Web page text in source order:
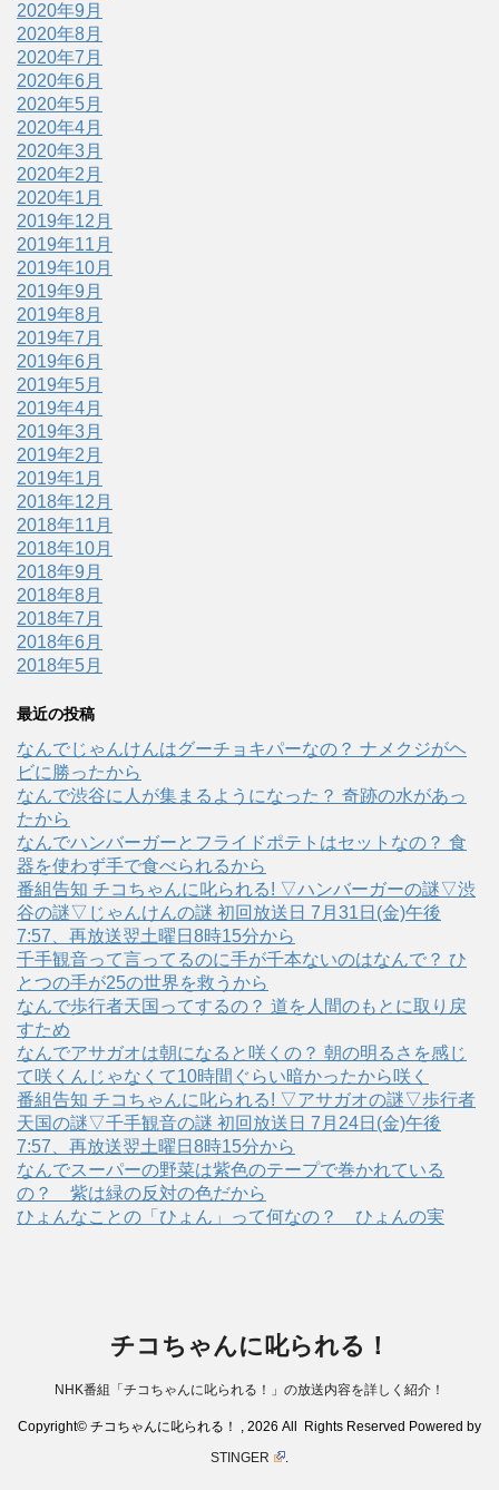
2020年9月
2020年8月
2020年7月
2020年6月
2020年5月
2020年4月
2020年3月
2020年2月
2020年1月
2019年12月
2019年11月
2019年10月
2019年9月
2019年8月
2019年7月
2019年6月
2019年5月
2019年4月
2019年3月
2019年2月
2019年1月
2018年12月
2018年11月
2018年10月
2018年9月
2018年8月
2018年7月
2018年6月
2018年5月
最近の投稿
なんでじゃんけんはグーチョキパーなの？ ナメクジがヘ
ビに勝ったから
なんで渋谷に人が集まるようになった？ 奇跡の水があっ
たから
なんでハンバーガーとフライドポテトはセットなの？ 食
器を使わず手で食べられるから
番組告知 チコちゃんに叱られる! ▽ハンバーガーの謎▽渋
谷の謎▽じゃんけんの謎 初回放送日 7月31日(金)午後
7:57、再放送翌土曜日8時15分から
千手観音って言ってるのに手が千本ないのはなんで？ ひ
とつの手が25の世界を救うから
なんで歩行者天国ってするの？ 道を人間のもとに取り戻
すため
なんでアサガオは朝になると咲くの？ 朝の明るさを感じ
て咲くんじゃなくて10時間ぐらい暗かったから咲く
番組告知 チコちゃんに叱られる! ▽アサガオの謎▽歩行者
天国の謎▽千手観音の謎 初回放送日 7月24日(金)午後
7:57、再放送翌土曜日8時15分から
なんでスーパーの野菜は紫色のテープで巻かれている
の？ 紫は緑の反対の色だから
ひょんなことの「ひょん」って何なの？ ひょんの実
チコちゃんに叱られる！
NHK番組「チコちゃんに叱られる！」の放送内容を詳しく紹介！
Copyright© チコちゃんに叱られる！ , 2026 All Rights Reserved Powered by
STINGER
.